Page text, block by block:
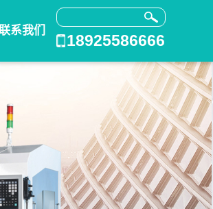
系我们
18925586666